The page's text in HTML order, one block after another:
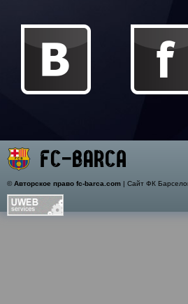
©Авторское право fc-barca.com| Сайт ФК